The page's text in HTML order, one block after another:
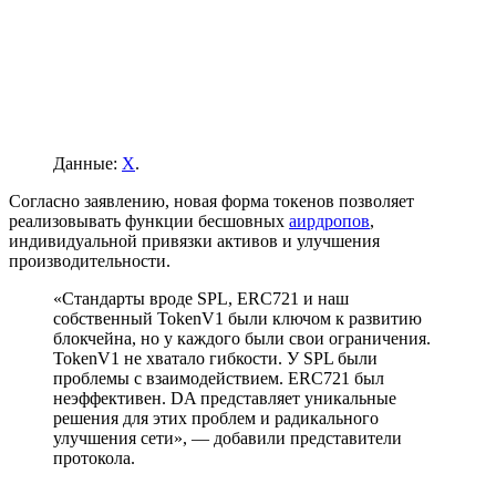
Данные: X.
Согласно заявлению, новая форма токенов позволяет
реализовывать функции бесшовных аирдропов,
индивидуальной привязки активов и улучшения
производительности.
«Стандарты вроде SPL, ERC721 и наш
собственный TokenV1 были ключом к развитию
блокчейна, но у каждого были свои ограничения.
TokenV1 не хватало гибкости. У SPL были
проблемы с взаимодействием. ERC721 был
неэффективен. DA представляет уникальные
решения для этих проблем и радикального
улучшения сети», — добавили представители
протокола.